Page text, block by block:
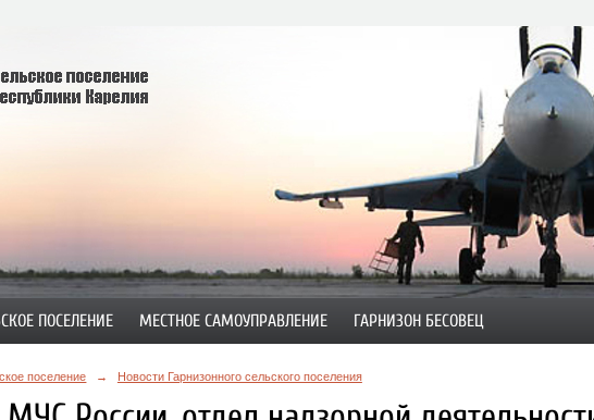
ПОСЕЛЕНИЕ МЕСТНОЕ САМОУПРАВЛЕНИЕ ГАРНИЗОН БЕСОВЕЦ
поселение → Новости Гарнизонного сельского поселения